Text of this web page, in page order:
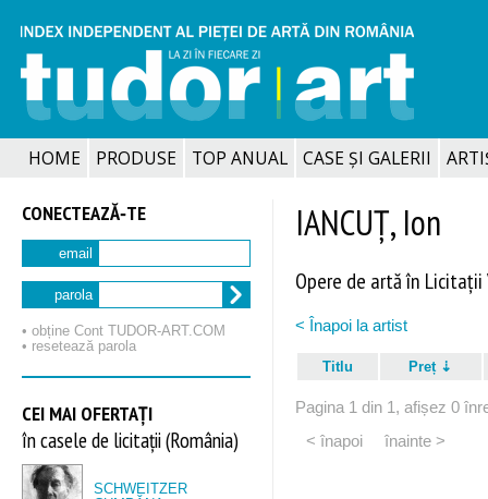
HOME PRODUSE TOP ANUAL CASE ȘI GALERII
CONECTEAZĂ‑TE
email
parola
• obține Cont TUDOR‑ART.COM
• resetează parola
CEI MAI OFERTAȚI
în casele de licitații (România)
SCHWEITZER
IANCUȚ, Ion
Opere de artă în
< Înapoi la artist
Titlu Preț
Pagina 1 din 1, afișez 0
< înapoi
înainte >